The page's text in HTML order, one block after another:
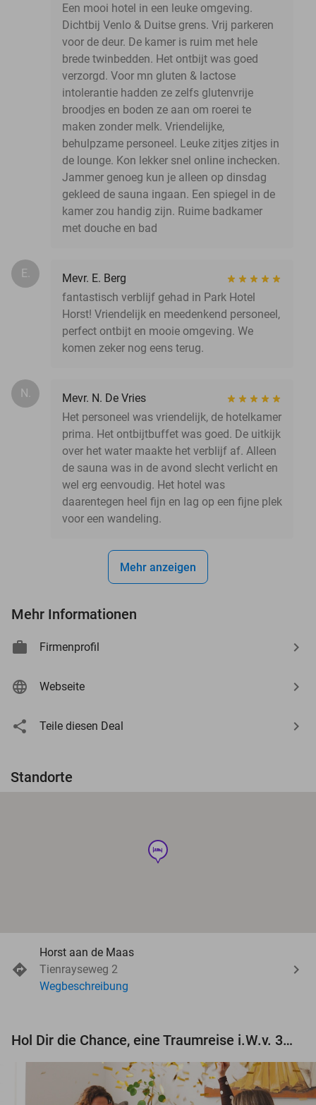
Een mooi hotel in een leuke omgeving.
Dichtbij Venlo & Duitse grens. Vrij parkeren
voor de deur. De kamer is ruim met hele
brede twinbedden. Het ontbijt was goed
verzorgd. Voor mn gluten & lactose
intolerantie hadden ze zelfs glutenvrije
broodjes en boden ze aan om roerei te
maken zonder melk. Vriendelijke,
behulpzame personeel. Leuke zitjes zitjes in
de lounge. Kon lekker snel online inchecken.
Jammer genoeg kun je alleen op dinsdag
gekleed de sauna ingaan. Een spiegel in de
kamer zou handig zijn. Ruime badkamer
met douche en bad
E.
Mevr. E. Berg
fantastisch verblijf gehad in Park Hotel
Horst! Vriendelijk en meedenkend personeel,
perfect ontbijt en mooie omgeving. We
komen zeker nog eens terug.
N.
Mevr. N. De Vries
Het personeel was vriendelijk, de hotelkamer
prima. Het ontbijtbuffet was goed. De uitkijk
over het water maakte het verblijf af. Alleen
de sauna was in de avond slecht verlicht en
wel erg eenvoudig. Het hotel was
daarentegen heel fijn en lag op een fijne plek
voor een wandeling.
Mehr anzeigen
Mehr Informationen
Firmenprofil
Webseite
Teile diesen Deal
Standorte
hotel
Horst aan de Maas
Tienrayseweg 2
Wegbeschreibung
Hol Dir die Chance, eine Traumreise i.W.v. 3.000 € zu gewinnen!